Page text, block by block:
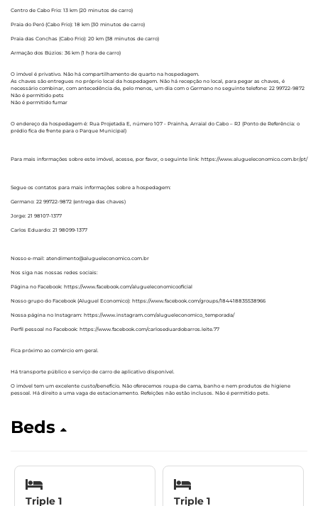
Centro de Cabo Frio: 13 km (20 minutos de carro)
Praia do Peró (Cabo Frio): 18 km (30 minutos de carro)
Praia das Conchas (Cabo Frio): 20 km (38 minutos de carro)
Armação dos Búzios: 36 km (1 hora de carro)
O imóvel é privativo. Não há compartilhamento de quarto na hospedagem.
As chaves são entregues no próprio local da hospedagem. Não há recepção no local, para pegar as chaves, é
necessário combinar, com antecedência de, pelo menos, um dia com o Germano no seguinte telefone: 22 99722-9872
Não é permitido pets
Não é permitido fumar
O endereço da hospedagem é: Rua Projetada E, número 107 - Prainha, Arraial do Cabo – RJ (Ponto de Referência: o
prédio fica de frente para o Parque Municipal)
Para mais informações sobre este imóvel, acesse, por favor, o seguinte link: https://www.alugueleconomico.com.br/pt/
Segue os contatos para mais informações sobre a hospedagem:
Germano: 22 99722-9872 (entrega das chaves)
Jorge: 21 98107-1377
Carlos Eduardo: 21 98099-1377
Nosso e-mail: atendimento@alugueleconomico.com.br
Nos siga nas nossas redes sociais:
Página no Facebook: https://www.facebook.com/alugueleconomicooficial
Nosso grupo do Facebook (Aluguel Economico): https://www.facebook.com/groups/184418835538966
Nossa página no Instagram: https://www.instagram.com/alugueleconomico_temporada/
Perfil pessoal no Facebook: https://www.facebook.com/carloseduardobarros.leite.77
Fica próximo ao comércio em geral.
Há transporte público e serviço de carro de aplicativo disponível.
O imóvel tem um excelente custo/benefício. Não oferecemos roupa de cama, banho e nem produtos de higiene
pessoal. Há direito a uma vaga de estacionamento. Refeições não estão inclusos. Não é permitido pets.
Beds
Triple 1 Triple 1